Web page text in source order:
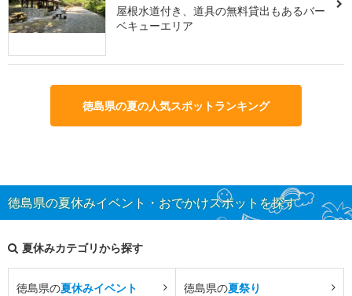
屋根水道付き、道具の無料貸出もあるバー
ベキューエリア
徳島県の夏の人気スポットランキング
徳島県の夏休みイベント・おでかけスポットを探す
夏休みカテゴリから探す
徳島県の夏休みイベント 徳島県の夏祭り